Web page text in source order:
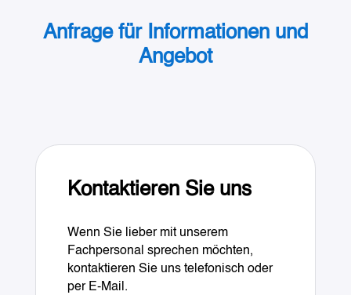
Anfrage für Informationen und
Angebot
Kontaktieren Sie uns
Wenn Sie lieber mit unserem
Fachpersonal sprechen möchten,
kontaktieren Sie uns telefonisch oder
per E-Mail.